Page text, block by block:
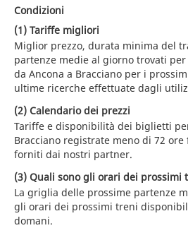
Condizioni
(1) Tariffe migliori
Miglior prezzo, durata minima del
partenze medie al giorno trovati
da Ancona a Bracciano per i
ultime ricerche effettuate dagli
(2) Calendario dei prezzi
Tariffe e disponibilità dei biglietti
Bracciano registrate meno di 72
forniti dai nostri partner.
(3) Quali sono gli orari dei prossimi
La griglia delle prossime partenze
gli orari dei prossimi treni
domani.